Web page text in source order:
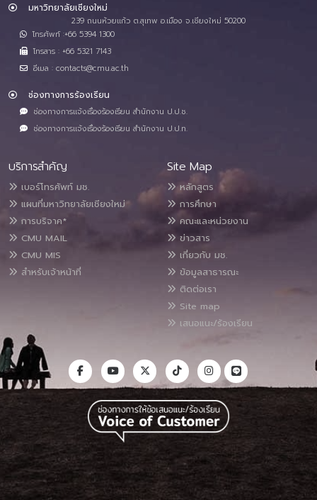
มหาวิทยาลัยเชียงใหม่
239 ถนนห้วยแก้ว ต.สุเทพ อ.เมือง จ.เชียงใหม่ 50200
โทรศัพท์ :+66 5394 1300
โทรสาร : +66 5321 7143
อีเมล : contacts@cmu.ac.th
ช่องทางการร้องเรียน
ช่องทางการแจ้งเรื่องร้องเรียน สำนักงาน ป.ป.ช.
ช่องทางการแจ้งเรื่องร้องเรียน สำนักงาน ป.ป.ท.
บริการสำคัญ
เบอร์โทรศัพท์ มช.
แผนที่มหาวิทยาลัยเชียงใหม่
การบริจาค*
CMU MAIL
CMU MIS
สำหรับเจ้าหน้าที่
Site Map
หลักสูตร
การศึกษา
คณะและหน่วยงาน
ข่าวสาร
เกี่ยวกับ มช.
ข้อมูลสาธารณะ
ติดต่อเรา
Site map
เสนอแนะ/ร้องเรียน